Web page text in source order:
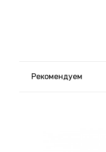
Рекомендуем